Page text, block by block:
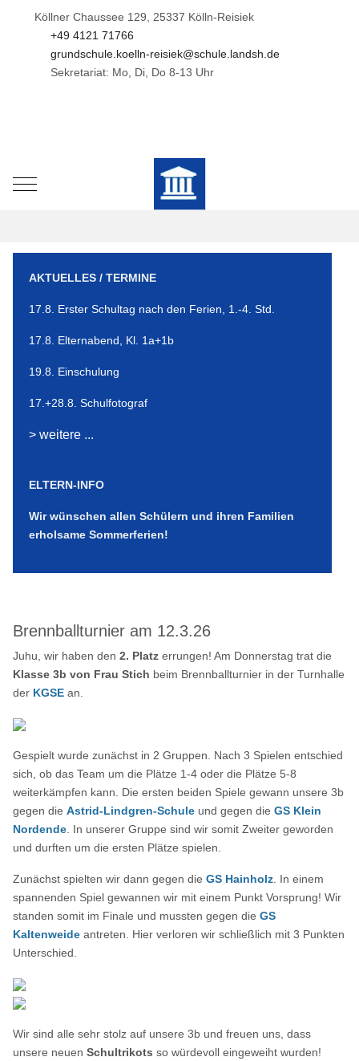
Köllner Chaussee 129, 25337 Kölln-Reisiek
+49 4121 71766
grundschule.koelln-reisiek@schule.landsh.de
Sekretariat: Mo, Di, Do 8-13 Uhr
Mobile Menu Toggle
AKTUELLES / TERMINE
17.8. Erster Schultag nach den Ferien, 1.-4. Std.
17.8. Elternabend, Kl. 1a+1b
19.8. Einschulung
17.+28.8. Schulfotograf
> weitere ...
ELTERN-INFO
Wir wünschen allen Schülern und ihren Familien
erholsame Sommerferien!
Brennballturnier am 12.3.26
Juhu, wir haben den2. Platz errungen! Am Donnerstag trat die
Klasse 3b von Frau Stich beim Brennballturnier in der Turnhalle
der KGSE an.
Gespielt wurde zunächst in 2 Gruppen. Nach 3 Spielen entschied
sich, ob das Team um die Plätze 1-4 oder die Plätze 5-8
weiterkämpfen kann. Die ersten beiden Spiele gewann unsere 3b
gegen dieAstrid-Lindgren-Schule und gegen dieGS Klein
Nordende . In unserer Gruppe sind wir somit Zweiter geworden
und durften um die ersten Plätze spielen.
Zunächst spielten wir dann gegen dieGS Hainholz . In einem
spannenden Spiel gewannen wir mit einem Punkt Vorsprung! Wir
standen somit im Finale und mussten gegen dieGS
Kaltenweide antreten. Hier verloren wir schließlich mit 3 Punkten
Unterschied.
Wir sind alle sehr stolz auf unsere 3b und freuen uns, dass
unsere neuenSchultrikots so würdevoll eingeweiht wurden!